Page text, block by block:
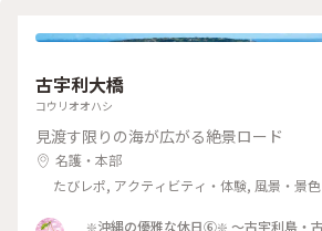
好き #鍾馗さん #開運旅 #こと
古宇利大橋
コウリオオハシ
見渡す限りの海が広がる絶景ロード
名護・本部
たびレポ, アクティビティ・体験, 風景・景色
❇️沖縄の優雅な休日⑥❇️ 〜古宇利島・古宇利大